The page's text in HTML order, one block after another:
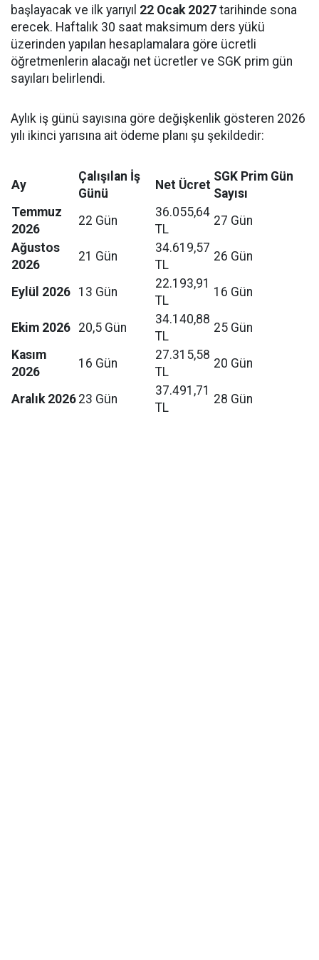
başlayacak ve ilk yarıyıl 22 Ocak 2027 tarihinde sona
erecek. Haftalık 30 saat maksimum ders yükü
üzerinden yapılan hesaplamalara göre ücretli
öğretmenlerin alacağı net ücretler ve SGK prim gün
sayıları belirlendi.
Aylık iş günü sayısına göre değişkenlik gösteren 2026
yılı ikinci yarısına ait ödeme planı şu şekildedir:
Ay
Çalışılan İş
Günü
Net Ücret
SGK Prim Gün
Sayısı
Temmuz
2026
22 Gün
36.055,64
TL
27 Gün
Ağustos
2026
21 Gün
34.619,57
TL
26 Gün
Eylül 2026 13 Gün
22.193,91
TL
16 Gün
Ekim 2026 20,5 Gün
34.140,88
TL
25 Gün
Kasım
2026
16 Gün
27.315,58
TL
20 Gün
Aralık 2026 23 Gün
37.491,71
TL
28 Gün